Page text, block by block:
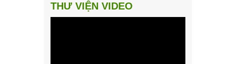
THƯ VIỆN VIDEO